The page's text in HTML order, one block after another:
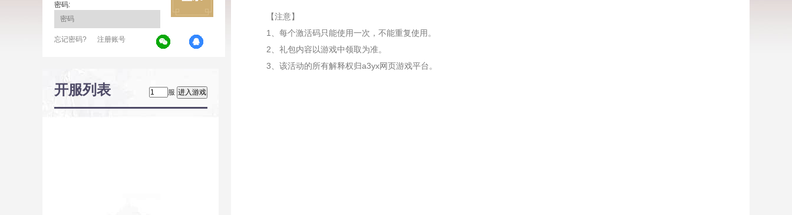
密码:
忘记密码? 注册账号
开服列表 服
【注意】
1、每个激活码只能使用一次，不能重复使用。
2、礼包内容以游戏中领取为准。
3、该活动的所有解释权归a3yx网页游戏平台。